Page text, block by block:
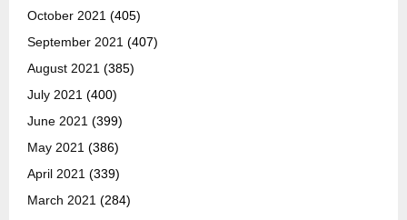
October 2021 (405)
September 2021 (407)
August 2021 (385)
July 2021 (400)
June 2021 (399)
May 2021 (386)
April 2021 (339)
March 2021 (284)